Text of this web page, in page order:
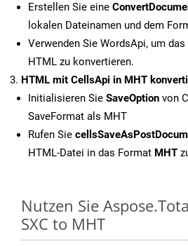
Erstellen Sie eine
lokalen Dateinamen und dem
Verwenden Sie WordsApi, um
HTML zu konvertieren.
HTML mit CellsApi in MHT
Initialisieren Sie SaveOption von
SaveFormat als MHT
Rufen Sie
HTML-Datei in das Format MHT
Nutzen Sie
SXC to MHT